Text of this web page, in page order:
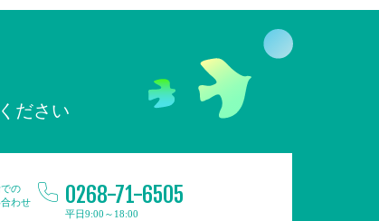
ださい
の
わせ
0268-71-6505
平日9:00～18:00